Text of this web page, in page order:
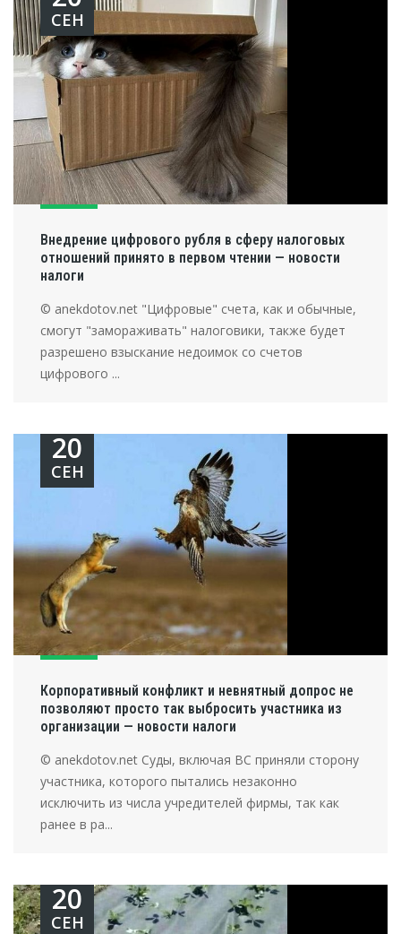
Внедрение цифрового рубля в сферу налоговых
отношений принято в первом чтении — новости
налоги
СЕН
© anekdotov.net "Цифровые" счета, как и обычные,
смогут "замораживать" налоговики, также будет
разрешено взыскание недоимок со счетов
цифрового ...
Корпоративный конфликт и невнятный допрос не
позволяют просто так выбросить участника из
организации — новости налоги
20
СЕН
© anekdotov.net Суды, включая ВС приняли сторону
участника, которого пытались незаконно
исключить из числа учредителей фирмы, так как
ранее в ра...
20
СЕН